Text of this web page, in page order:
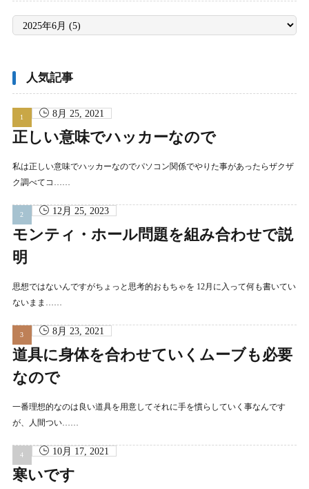
月
ア
ブ
人気記事
8月 25, 2021
正しい意味でハッカーなので
私は正しい意味でハッカーなのでパソコン関係でやりた事があったらザクザ
ク調べてコ……
12月 25, 2023
モンティ・ホール問題を組み合わせで説
明
思想ではないんですがちょっと思考的おもちゃを 12月に入って何も書いてい
ないまま……
8月 23, 2021
道具に身体を合わせていくムーブも必要
なので
一番理想的なのは良い道具を用意してそれに手を慣らしていく事なんです
が、人間つい……
10月 17, 2021
寒いです